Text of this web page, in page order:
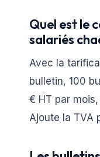
Quel est le
salariés
Avec la
bulletin, 100
€ HT par
Ajoute la TVA